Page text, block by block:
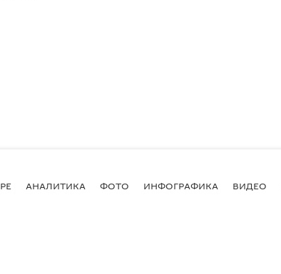
АНАЛИТИКА ФОТО ИНФОГРАФИКА ВИДЕО